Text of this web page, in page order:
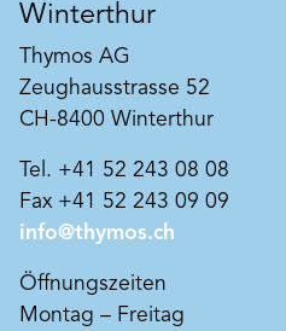
Art. Nr. BK1194
Sensil SAN BEECK
Verkieselungsaktive Sol-
Innenräume.
Wohngesund und
BEECK Sensil SAN wirkt
dank der 1)
Struktur; 2) hohen Alkalität;
Produkt merken
Winterthur
Thymos AG
Zeughausstrasse 52
CH-8400 Winterthur
Tel. +41 52 243 08 08
Fax +41 52 243 09 09
info@thymos.ch
Öffnungszeiten
Montag – Freitag